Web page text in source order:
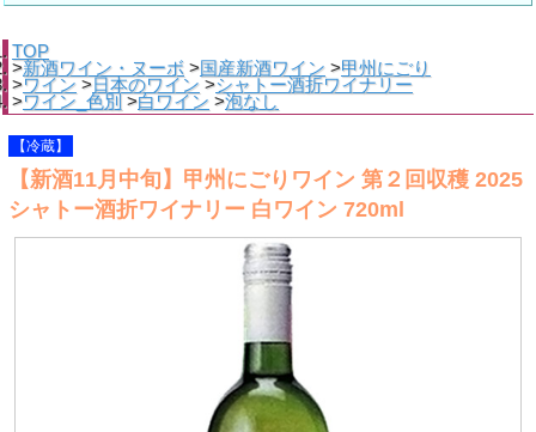
TOP
>新酒ワイン・ヌーボ >国産新酒ワイン >甲州にごり
>ワイン >日本のワイン >シャトー酒折ワイナリー
>ワイン_色別 >白ワイン >泡なし
【冷蔵】
【新酒11月中旬】甲州にごりワイン 第２回収穫 2025
シャトー酒折ワイナリー 白ワイン 720ml